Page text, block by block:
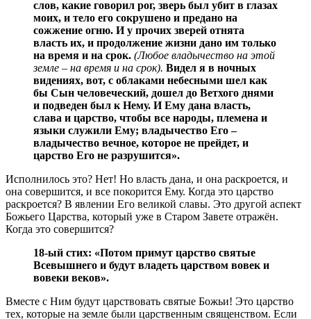
слов, какие говорил рог, зверь был убит в глазах
моих, и тело его сокрушено и предано на
сожжение огню. И у прочих зверей отнята
власть их, и продолжение жизни дано им только
на время и на срок. (Любое владычество на этой
земле – на время и на срок). Видел я в ночных
видениях, вот, с облаками небесными шел как
бы Сын человеческий, дошел до Ветхого днями
и подведен был к Нему. И Ему дана власть,
слава и царство, чтобы все народы, племена и
языки служили Ему; владычество Его –
владычество вечное, которое не прейдет, и
царство Его не разрушится».
Исполнилось это? Нет! Но власть дана, и она раскроется, и
она совершится, и все покорится Ему. Когда это царство
раскроется? В явлении Его великой славы. Это другой аспект
Божьего Царства, который уже в Старом Завете отражён.
Когда это совершится?
18-ый стих: «Потом примут царство святые
Всевышнего и будут владеть царством вовек и
вовеки веков».
Вместе с Ним будут царствовать святые Божьи! Это царство
тех, которые на земле были царственным священством. Если